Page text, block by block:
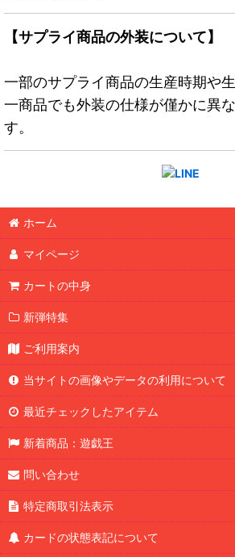
【サプライ商品の外装について】
一部のサプライ商品の生産時期や
一商品でも外装の仕様が僅かに異
す。
ホーム
マイページ
カートの中身
新弾特集
ご利用案内
当サイトの画像やデータの利用について
最近チェックしたアイテム
新着商品：遊戯王
問い合わせ
特定商取引法表示
カードの状態表記について